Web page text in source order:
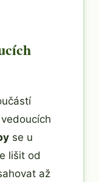
se u
lišit od
až